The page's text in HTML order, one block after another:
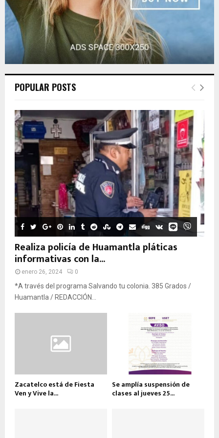
POPULAR POSTS
Realiza policía de Huamantla pláticas
informativas con la...
enero 26, 2024 0
*A través del programa Salvando tu colonia. 385 Grados /
Huamantla / REDACCIÓN...
Zacatelco está de Fiesta
Ven y Vive la...
Se amplía suspensión de
clases al jueves 25...